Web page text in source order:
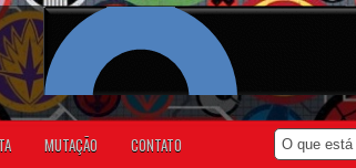
MUTAÇÃO CONTATO